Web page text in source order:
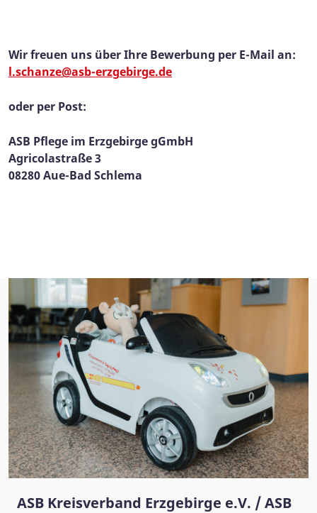
Wir freuen uns über Ihre Bewerbung per E-Mail an:
l.schanze@asb-erzgebirge.de
oder per Post:
ASB Pflege im Erzgebirge gGmbH
Agricolastraße 3
08280 Aue-Bad Schlema
ASB Kreisverband Erzgebirge e.V. / ASB